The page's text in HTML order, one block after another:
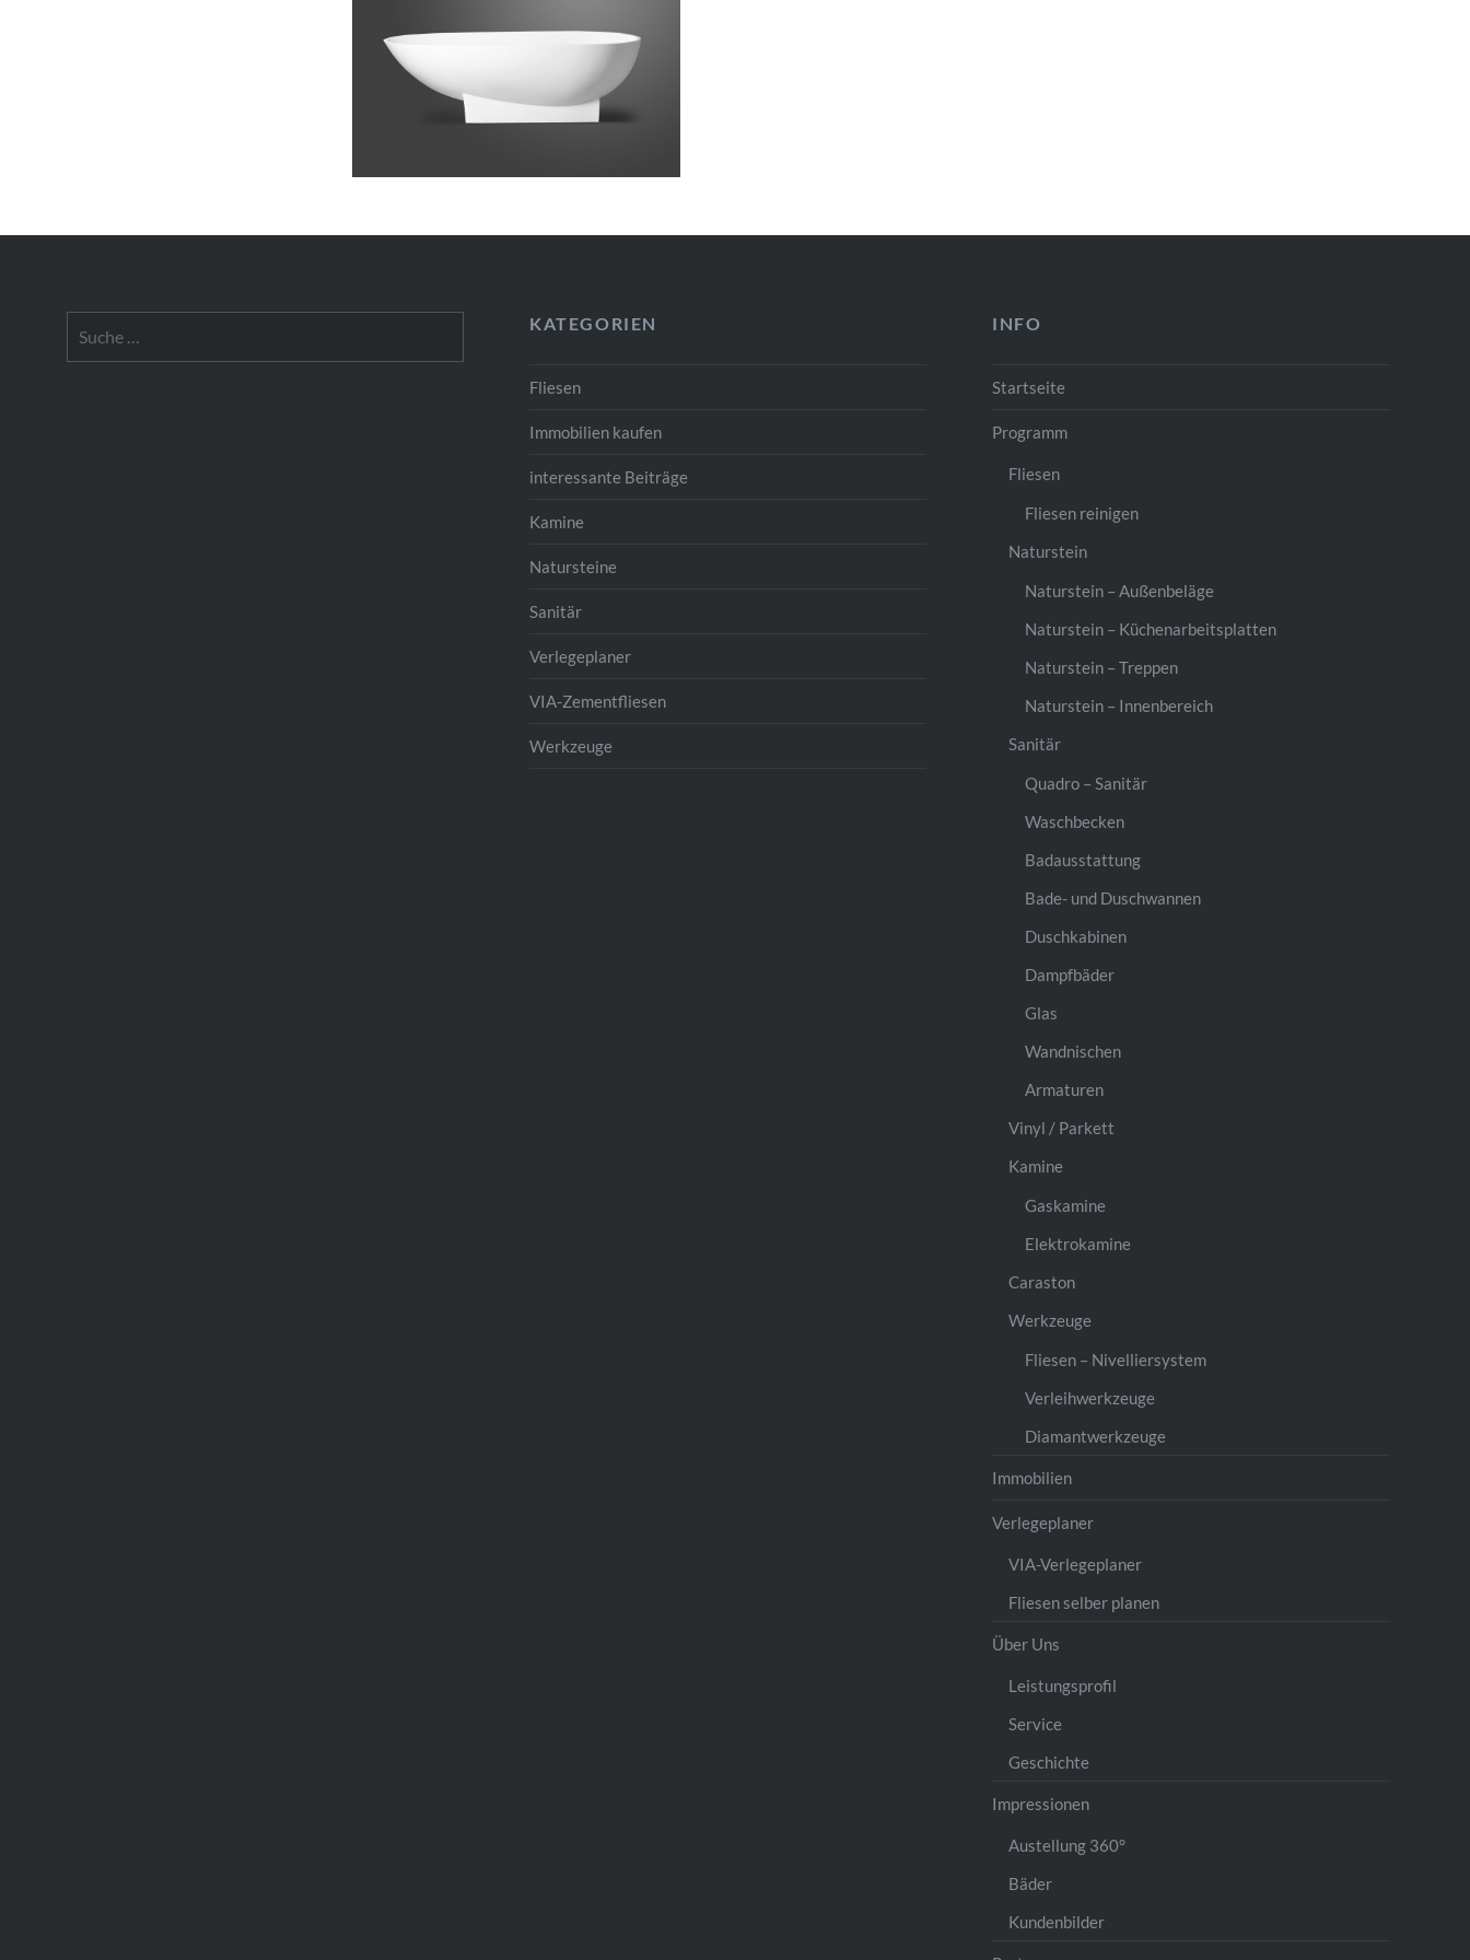
nach:
KATEGORIEN
Fliesen
Immobilien kaufen
interessante Beiträge
Kamine
Natursteine
Sanitär
Verlegeplaner
VIA-Zementfliesen
Werkzeuge
INFO
Startseite
Programm
Fliesen
Fliesen reinigen
Naturstein
Naturstein – Außenbeläge
Naturstein – Küchenarbeitsplatten
Naturstein – Treppen
Naturstein – Innenbereich
Sanitär
Quadro – Sanitär
Waschbecken
Badausstattung
Bade- und Duschwannen
Duschkabinen
Dampfbäder
Glas
Wandnischen
Armaturen
Vinyl / Parkett
Kamine
Gaskamine
Elektrokamine
Caraston
Werkzeuge
Fliesen – Nivelliersystem
Verleihwerkzeuge
Diamantwerkzeuge
Immobilien
Verlegeplaner
VIA-Verlegeplaner
Fliesen selber planen
Über Uns
Leistungsprofil
Service
Geschichte
Impressionen
Austellung 360°
Bäder
Kundenbilder